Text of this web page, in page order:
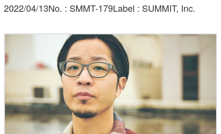
2022/04/13No. : SMMT-179Label : SUMMIT, Inc.